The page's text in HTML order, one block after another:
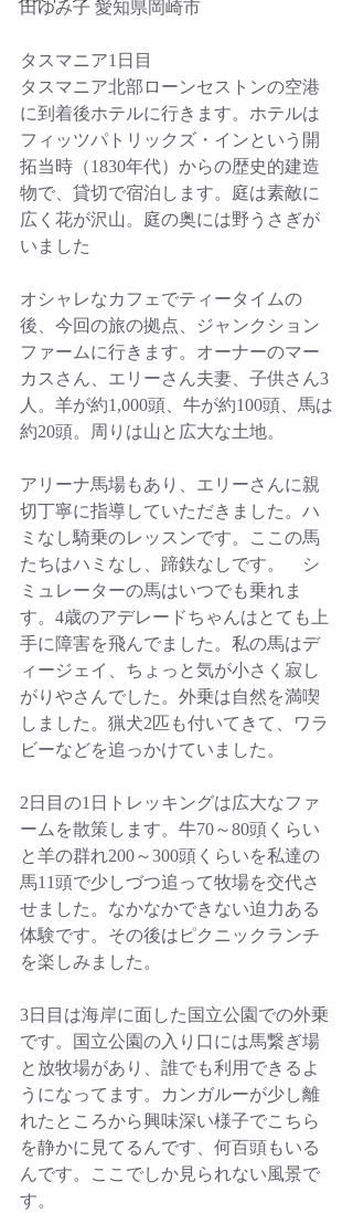
田ゆみ子 愛知県岡崎市
タスマニア1日目
タスマニア北部ローンセストンの空港
に到着後ホテルに行きます。ホテルは
フィッツパトリックズ・インという開
拓当時（1830年代）からの歴史的建造
物で、貸切で宿泊します。庭は素敵に
広く花が沢山。庭の奥には野うさぎが
いました
オシャレなカフェでティータイムの
後、今回の旅の拠点、ジャンクション
ファームに行きます。オーナーのマー
カスさん、エリーさん夫妻、子供さん3
人。羊が約1,000頭、牛が約100頭、馬は
約20頭。周りは山と広大な土地。
アリーナ馬場もあり、エリーさんに親
切丁寧に指導していただきました。ハ
ミなし騎乗のレッスンです。ここの馬
たちはハミなし、蹄鉄なしです。　シ
ミュレーターの馬はいつでも乗れま
す。4歳のアデレードちゃんはとても上
手に障害を飛んでました。私の馬はデ
ィージェイ、ちょっと気が小さく寂し
がりやさんでした。外乗は自然を満喫
しました。猟犬2匹も付いてきて、ワラ
ビーなどを追っかけていました。
2日目の1日トレッキングは広大なファ
ームを散策します。牛70～80頭くらい
と羊の群れ200～300頭くらいを私達の
馬11頭で少しづつ追って牧場を交代さ
せました。なかなかできない迫力ある
体験です。その後はピクニックランチ
を楽しみました。
3日目は海岸に面した国立公園での外乗
です。国立公園の入り口には馬繋ぎ場
と放牧場があり、誰でも利用できるよ
うになってます。カンガルーが少し離
れたところから興味深い様子でこちら
を静かに見てるんです、何百頭もいる
んです。ここでしか見られない風景で
す。